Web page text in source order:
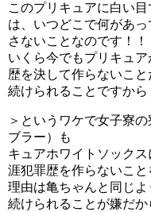
このプリキュアに白い
は、いつどこで何があ
さないことなのです！！
いくら今でもプリキュ
歴を決して作らないこ
続けられることですから
＞というワケで女子寮
ブラー）も
キュアホワイトソック
涯犯罪歴を作らないこと
理由は亀ちゃんと同じ
続けられることが嫌だか